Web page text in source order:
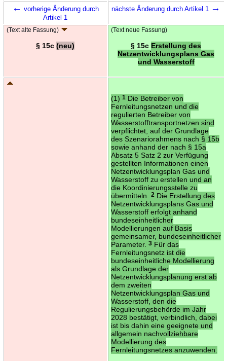
← vorherige Änderung durch
Artikel 1
nächste Änderung durch Artikel 1 →
(Text alte Fassung)
§ 15c (neu)
(Text neue Fassung)
§ 15c Erstellung des
Netzentwicklungsplans Gas
und Wasserstoff
(1) 1Die Betreiber von
Fernleitungsnetzen und die
regulierten Betreiber von
Wasserstofftransportnetzen sind
verpflichtet, auf der Grundlage
des Szenariorahmens nach § 15b
sowie anhand der nach § 15a
Absatz 5 Satz 2 zur Verfügung
gestellten Informationen einen
Netzentwicklungsplan Gas und
Wasserstoff zu erstellen und an
die Koordinierungsstelle zu
übermitteln.
2Die Erstellung des
Netzentwicklungsplans Gas und
Wasserstoff erfolgt anhand
bundeseinheitlicher
Modellierungen auf Basis
gemeinsamer, bundeseinheitlicher
Parameter. 3Für das
Fernleitungsnetz ist die
bundeseinheitliche Modellierung
als Grundlage der
Netzentwicklungsplanung erst ab
dem zweiten
Netzentwicklungsplan Gas und
Wasserstoff, den die
Regulierungsbehörde im Jahr
2028 bestätigt, verbindlich, dabei
ist bis dahin eine geeignete und
allgemein nachvollziehbare
Modellierung des
Fernleitungsnetzes anzuwenden.